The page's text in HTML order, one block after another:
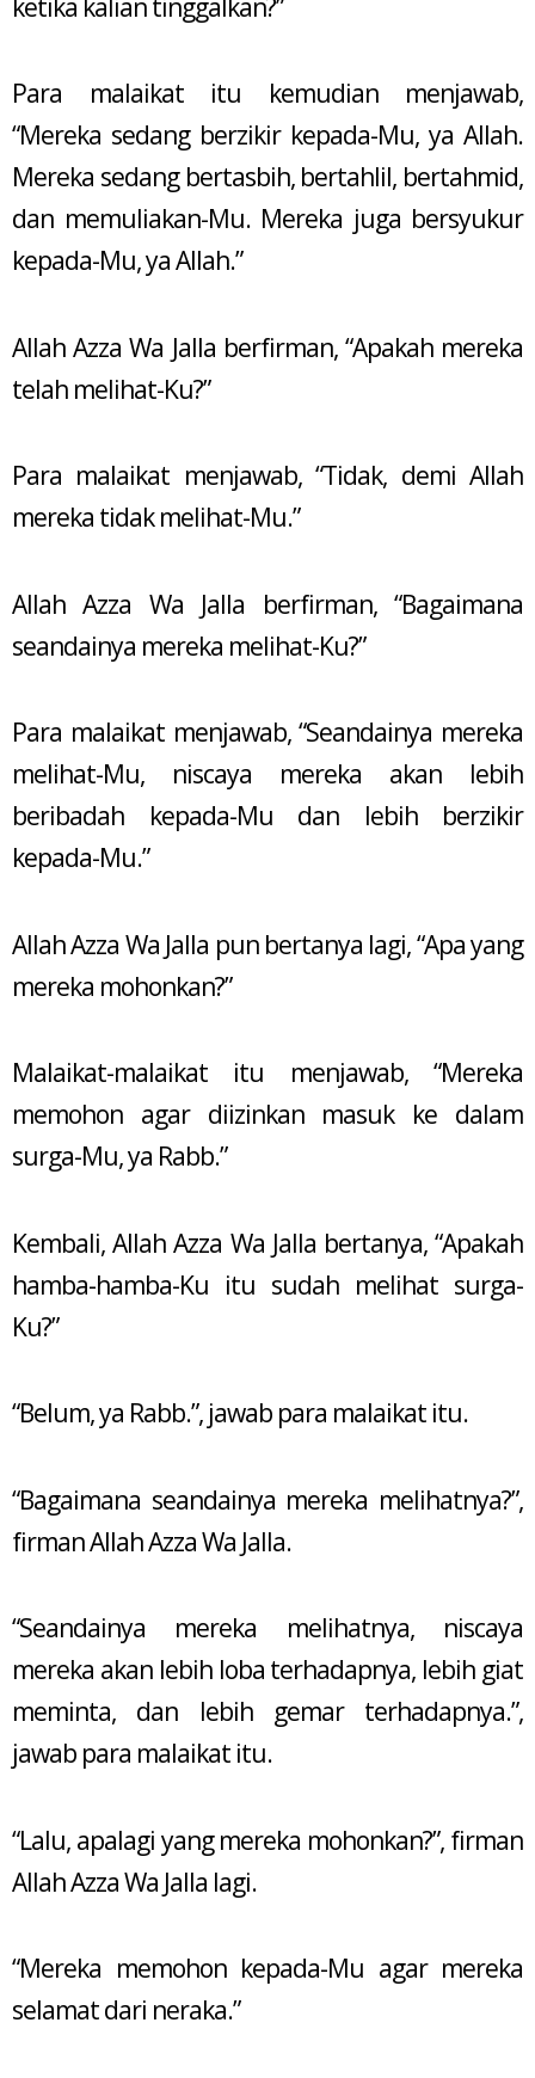
ketika kalian tinggalkan?”
Para malaikat itu kemudian menjawab,
“Mereka sedang berzikir kepada-Mu, ya Allah.
Mereka sedang bertasbih, bertahlil, bertahmid,
dan memuliakan-Mu. Mereka juga bersyukur
kepada-Mu, ya Allah.”
Allah Azza Wa Jalla berfirman, “Apakah mereka
telah melihat-Ku?”
Para malaikat menjawab, “Tidak, demi Allah
mereka tidak melihat-Mu.”
Allah Azza Wa Jalla berfirman, “Bagaimana
seandainya mereka melihat-Ku?”
Para malaikat menjawab, “Seandainya mereka
melihat-Mu, niscaya mereka akan lebih
beribadah kepada-Mu dan lebih berzikir
kepada-Mu.”
Allah Azza Wa Jalla pun bertanya lagi, “Apa yang
mereka mohonkan?”
Malaikat-malaikat itu menjawab, “Mereka
memohon agar diizinkan masuk ke dalam
surga-Mu, ya Rabb.”
Kembali, Allah Azza Wa Jalla bertanya, “Apakah
hamba-hamba-Ku itu sudah melihat surga-
Ku?”
“Belum, ya Rabb.”, jawab para malaikat itu.
“Bagaimana seandainya mereka melihatnya?”,
firman Allah Azza Wa Jalla.
“Seandainya mereka melihatnya, niscaya
mereka akan lebih loba terhadapnya, lebih giat
meminta, dan lebih gemar terhadapnya.”,
jawab para malaikat itu.
“Lalu, apalagi yang mereka mohonkan?”, firman
Allah Azza Wa Jalla lagi.
“Mereka memohon kepada-Mu agar mereka
selamat dari neraka.”